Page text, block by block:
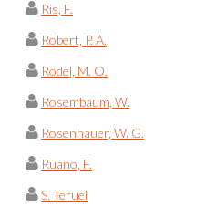
Ris, F.
Robert, P. A.
Rödel, M. O.
Rosembaum, W.
Rosenhauer, W. G.
Ruano, F.
S. Teruel